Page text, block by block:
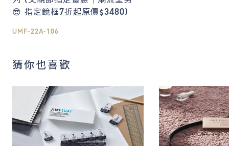
😎 指定鏡框7折起原價$3480)
UMF-22A-106
猜你也喜歡